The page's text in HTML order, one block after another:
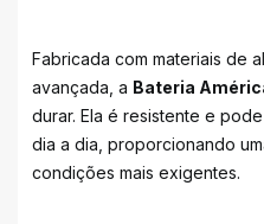
Fabricada com materiais de
avançada, a Bateria
durar. Ela é resistente e
dia a dia, proporcionando
condições mais exigentes.